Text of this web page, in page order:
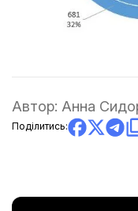
Автор: Анна
Поділитись: